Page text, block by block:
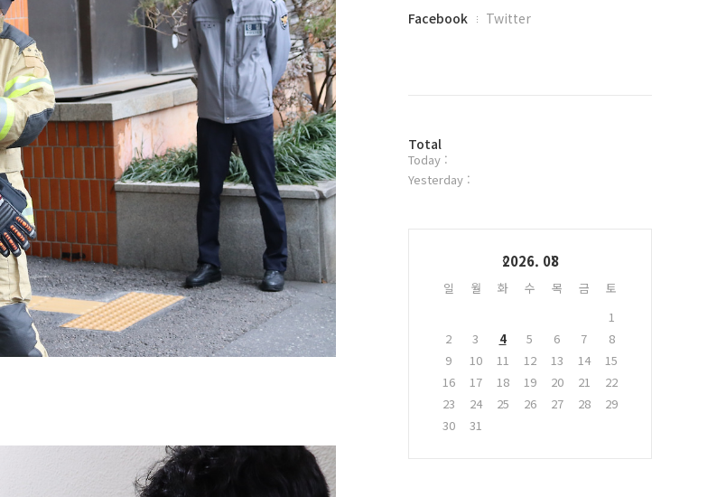
페
플
러
그
Facebook Twitter
방
문
자
Total
Today :
Yesterday :
2026. 08
일 월 화 수 목 금
토
1
2
3 4 5 6 7
8
9
10 11 12 13 14
15
16
17 18 19 20 21
22
23
24 25 26 27 28
29
30
31